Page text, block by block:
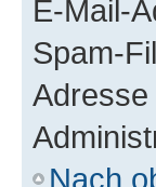
E-Mail-
Spam-
Nach